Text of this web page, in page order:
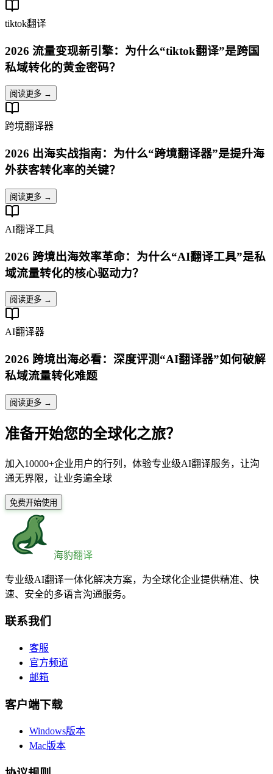
tiktok翻译
2026 流量变现新引擎：为什么“tiktok翻译”是跨国
私域转化的黄金密码？
阅读更多 →
跨境翻译器
2026 出海实战指南：为什么“跨境翻译器”是提升海
外获客转化率的关键？
阅读更多 →
AI翻译工具
2026 跨境出海效率革命：为什么“AI翻译工具”是私
域流量转化的核心驱动力？
阅读更多 →
AI翻译器
2026 跨境出海必看：深度评测“AI翻译器”如何破解
私域流量转化难题
阅读更多 →
准备开始您的全球化之旅？
加入10000+企业用户的行列，体验专业级AI翻译服务，让沟
通无界限，让业务遍全球
免费开始使用
海豹翻译
专业级AI翻译一体化解决方案，为全球化企业提供精准、快
速、安全的多语言沟通服务。
联系我们
客服
官方频道
邮箱
客户端下载
Windows版本
Mac版本